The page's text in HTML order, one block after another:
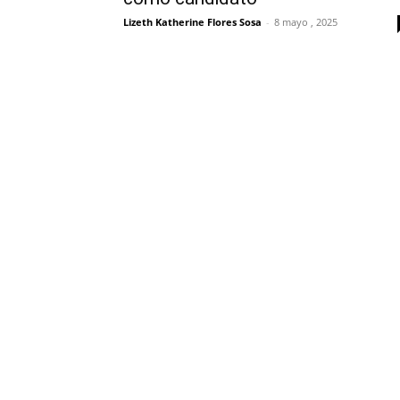
Lizeth Katherine Flores Sosa - 8 mayo , 2025